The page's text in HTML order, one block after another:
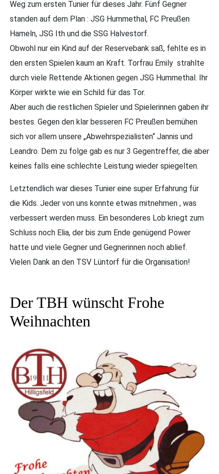
Weg zum ersten Tunier für dieses Jahr. Fünf Gegner
standen auf dem Plan : JSG Hummethal, FC Preußen
Hameln, JSG Ith und die SSG Halvestorf.
Obwohl nur ein Kind auf der Reservebank saß, fehlte es in
den ersten Spielen kaum an Kraft. Torfrau Emily strahlte
durch viele Rettende Aktionen gegen JSG Hummethal. Ihr
Körper wirkte wie ein Schild für das Tor.
Aber auch die restlichen Spieler und Spielerinnen gaben ihr
bestes. Gegen den klar besseren FC Preußen bemühen
sich vor allem unsere „Abwehrspezialisten“ Jannis und
Leandro. Dem zu folge gab es nur 3 Gegentreffer, die aber
keines falls eine schlechte Leistung wieder spiegelten.
Letztendlich war dieses Tunier eine super Erfahrung für
die Kids. Jeder von uns konnte etwas mitnehmen , was
verbessert werden muss. Ein besonderes Lob kriegt zum
Schluss noch Elia, der bis zum Ende genügend Power
hatte und viele Gegner und Gegnerinnen noch ablief.
Vielen Dank an den TSV Lüntorf für die Organisation!
Der TBH wünscht Frohe
Weihnachten